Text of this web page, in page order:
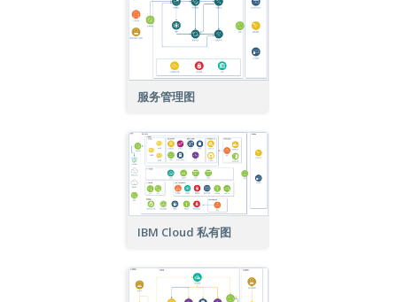
服务管理图
IBM Cloud 私有图